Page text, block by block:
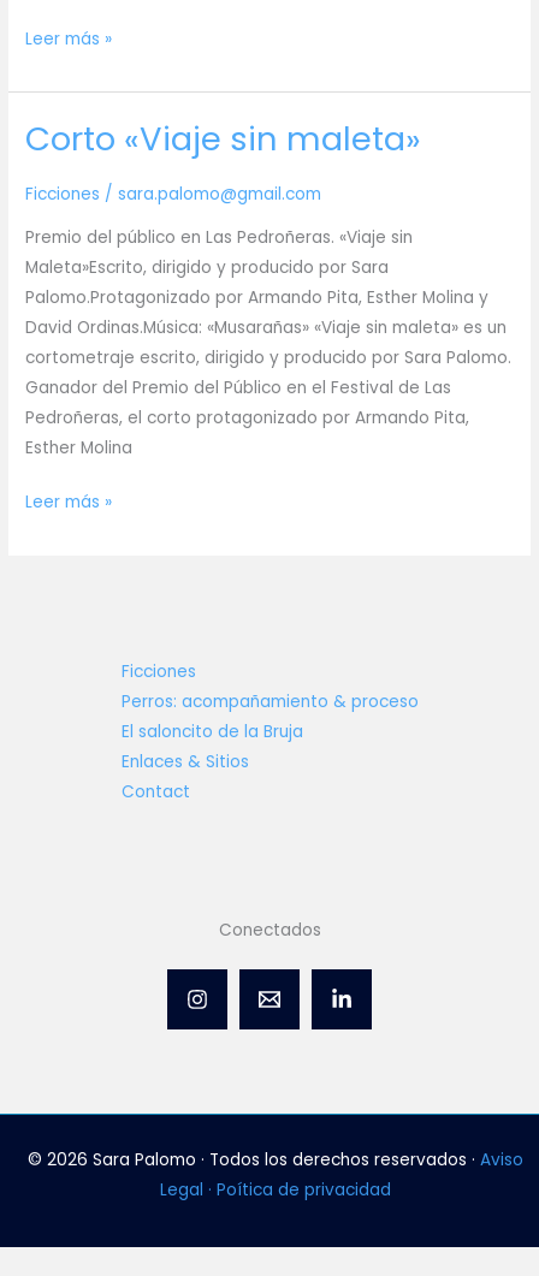
Corto
CASTING»
Leer más »
Corto «Viaje sin maleta»
Ficciones /sara.palomo@gmail.com
Premio del público en Las Pedroñeras. «Viaje sin
Maleta»Escrito, dirigido y producido por Sara
Palomo.Protagonizado por Armando Pita, Esther Molina y
David Ordinas.Música: «Musarañas» «Viaje sin maleta» es un
cortometraje escrito, dirigido y producido por Sara Palomo.
Ganador del Premio del Público en el Festival de Las
Pedroñeras, el corto protagonizado por Armando Pita,
Esther Molina
Corto
Leer más »
Ficciones
Perros: acompañamiento & proceso
El saloncito de la Bruja
Enlaces & Sitios
Contact
Conectados
© 2026 Sara Palomo · Todos los derechos reservados · Aviso
Legal · Poítica de privacidad